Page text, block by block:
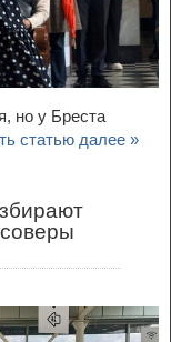
но у Бреста
статью далее »